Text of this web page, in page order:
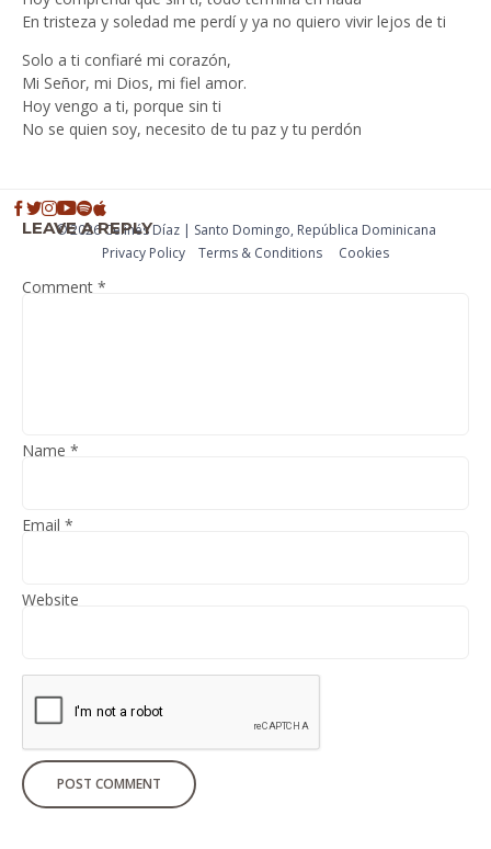
En tristeza y soledad me perdí y ya no quiero vivir lejos de ti
Solo a ti confiaré mi corazón,
Mi Señor, mi Dios, mi fiel amor.
Hoy vengo a ti, porque sin ti
No se quien soy, necesito de tu paz y tu perdón
LEAVE A REPLY
Comment *
Name *
Email *
Website
© 2026 Celinés Díaz | Santo Domingo, República Dominicana
Privacy Policy
Тerms & Conditions Cookies